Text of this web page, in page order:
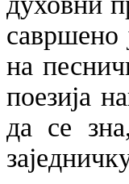
савршено
на
поезија
да се